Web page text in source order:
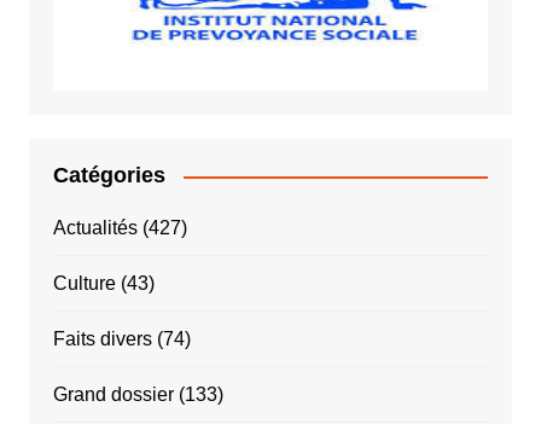
Catégories
Actualités(427)
Culture(43)
Faits divers(74)
Grand dossier(133)